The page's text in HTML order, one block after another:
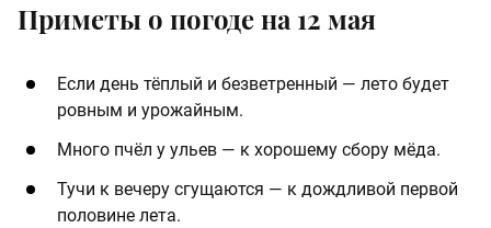
Приметы о погоде на 12 мая
Если день тёплый и безветренный — лето будет
ровным и урожайным.
Много пчёл у ульев — к хорошему сбору мёда.
Тучи к вечеру сгущаются — к дождливой первой
половине лета.